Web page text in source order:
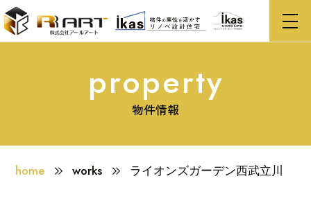
company
property
物件情報
home works ライオンズガーデン西武立川